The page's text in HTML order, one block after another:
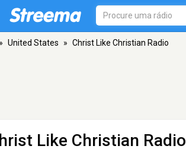
» United States » Christ Like Christian Radio
Like Christian Radio